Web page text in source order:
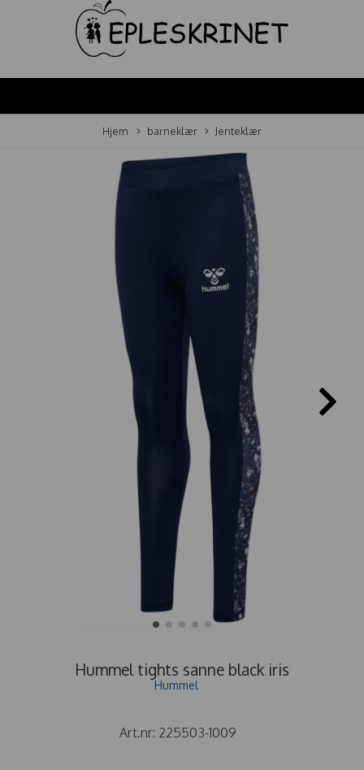
Hjem barneklær Jenteklær
Hummel tights sanne black iris
Hummel
Art.nr: 225503-1009